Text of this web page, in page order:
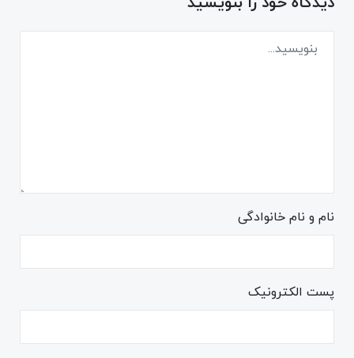
نام و نام خانوادگی
پست الکترونیک